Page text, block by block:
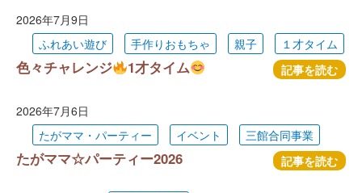
2026年7月9日
ふれあい遊び
手作りおもちゃ 親子 １才タイム
色々チャレンジ 1才タイム 記事を読む
2026年7月6日
たがママ・パーティー
イベント 三館合同事業
たがママ☆パーティー2026 記事を読む